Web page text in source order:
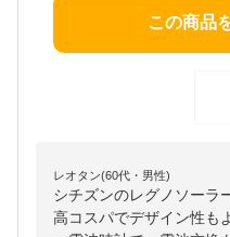
この商品
レオタン(60代・男性)
シチズンのレグノソーラ
高コスパでデザイン性も